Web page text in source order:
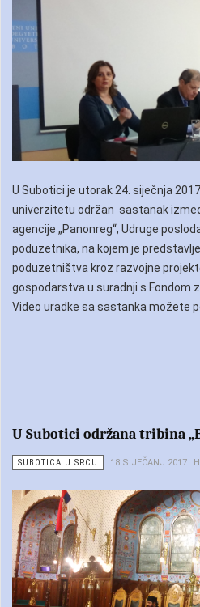
U Subotici je utorak 24. siječnja
univerzitetu održan sastanak
agencije „Panonreg“, Udruge
poduzetnika, na kojem je
poduzetništva kroz razvojne
gospodarstva u suradnji s Fondom
Video uradke sa sastanka možete
U Subotici održana tribina
SUBOTICA U SRCU 18 SIJEČANJ 2017